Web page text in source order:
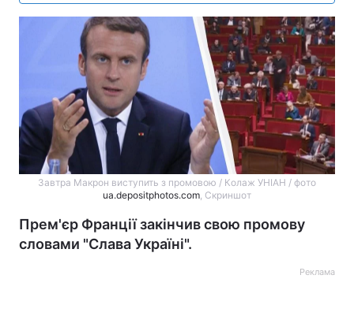
Завтра Макрон виступить з промовою / Колаж УНІАН / фото
ua.depositphotos.com, Скриншот
Прем'єр Франції закінчив свою промову
словами "Слава Україні".
Реклама